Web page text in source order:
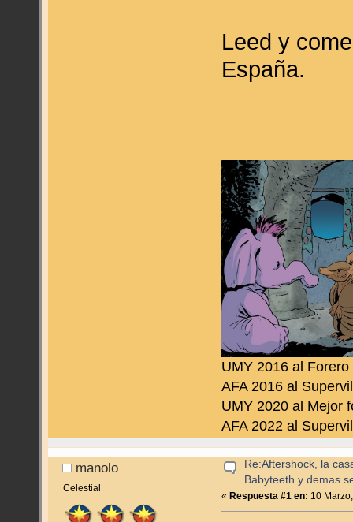
Leed y
España.
UMY 2016 al
AFA 2016 al
UMY 2020 al Mejor
AFA 2022 al
manolo
Celestial
Re:Aftershock, la
Babyteeth y demas
« Respuesta #1 en: 10